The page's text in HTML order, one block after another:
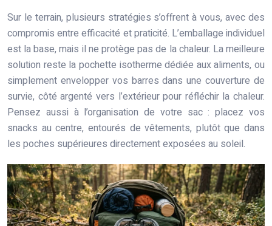
Sur le terrain, plusieurs stratégies s’offrent à vous, avec des
compromis entre efficacité et praticité. L’emballage individuel
est la base, mais il ne protège pas de la chaleur. La meilleure
solution reste la pochette isotherme dédiée aux aliments, ou
simplement envelopper vos barres dans une couverture de
survie, côté argenté vers l’extérieur pour réfléchir la chaleur.
Pensez aussi à l’organisation de votre sac : placez vos
snacks au centre, entourés de vêtements, plutôt que dans
les poches supérieures directement exposées au soleil.